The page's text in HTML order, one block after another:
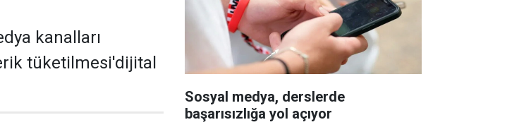
kanalları
tüketilmesi'dijital
Sosyal medya, derslerde
başarısızlığa yol açıyor